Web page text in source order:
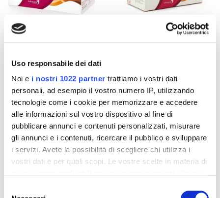
Uso responsabile dei dati
Noi e i nostri 1022 partner trattiamo i vostri dati
personali, ad esempio il vostro numero IP, utilizzando
tecnologie come i cookie per memorizzare e accedere
alle informazioni sul vostro dispositivo al fine di
pubblicare annunci e contenuti personalizzati, misurare
gli annunci e i contenuti, ricercare il pubblico e sviluppare
i servizi. Avete la possibilità di scegliere chi utilizza i
vostri dati e per quali scopi. Le vostre scelte in materia di
Amin 21 K al cacao - 21
bustine
32,00 €55,18 € 32,00 €55,18 €
-42% -42%